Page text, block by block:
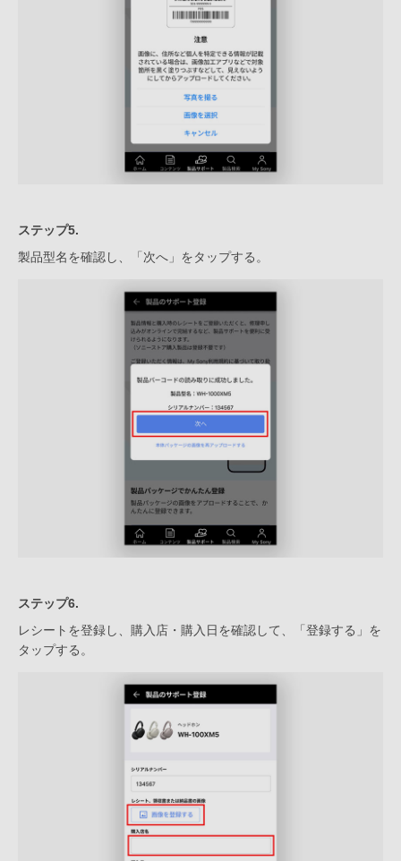
ステップ5.
製品型名を確認し、「次へ」をタップする。
ステップ6.
レシートを登録し、購入店・購入日を確認して、「登録する」を
タップする。